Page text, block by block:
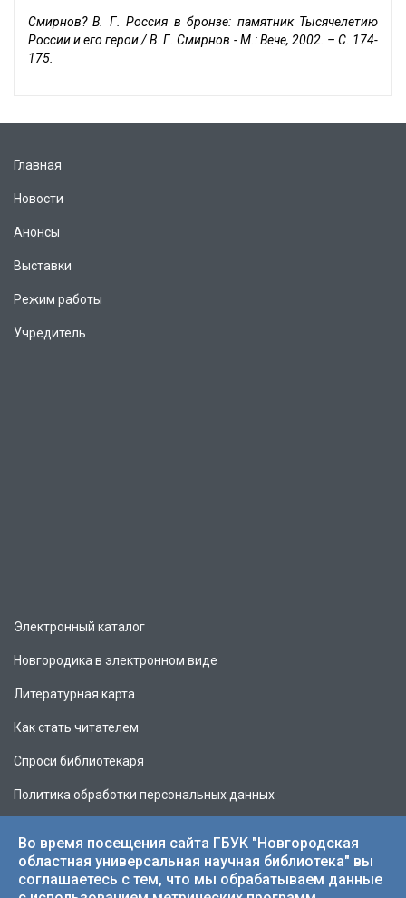
Смирнов? В. Г. Россия в бронзе: памятник Тысячелетию
России и его герои / В. Г. Смирнов - М.: Вече, 2002. – С. 174-
175.
Главная
Новости
Анонсы
Выставки
Режим работы
Учредитель
Электронный каталог
Новгородика в электронном виде
Литературная карта
Как стать читателем
Спроси библиотекаря
Политика обработки персональных данных
© 2026 НОУНБ.
Во время посещения сайта ГБУК "Новгородская
областная универсальная научная библиотека" вы
соглашаетесь с тем, что мы обрабатываем данные